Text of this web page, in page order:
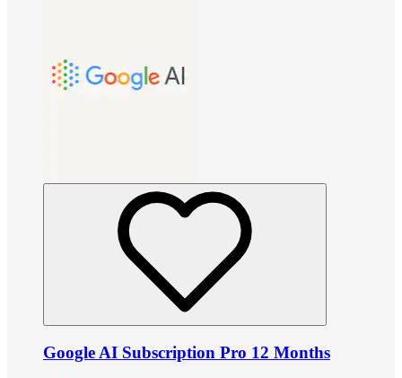
Google AI Subscription Pro 12 Months